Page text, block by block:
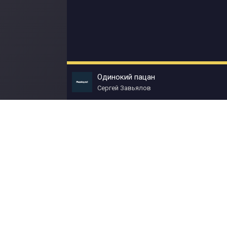
Одинокий пацан
Сергей Завьялов